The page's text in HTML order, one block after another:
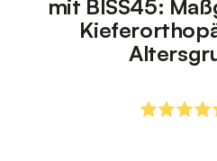
mit BISS45: